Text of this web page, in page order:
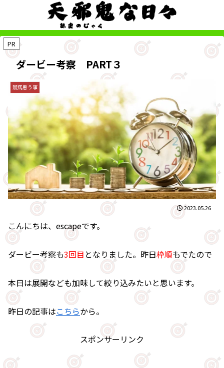
PR
ダービー考察 PART３
競馬思う事
2023.05.26
こんにちは、escapeです。
ダービー考察も3回目 となりました。昨日枠順もでたので
本日は展開なども加味して絞り込みたいと思います。
昨日の記事はこちらから。
スポンサーリンク